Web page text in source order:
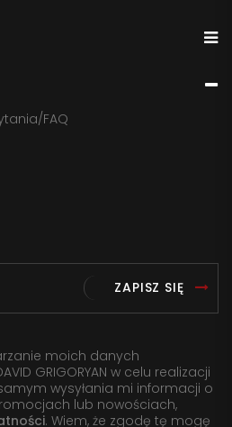
FAQ
ZAPISZ SIĘ
moich danych
GRIGORYAN w celu realizacji
wysyłania mi informacji o
lub nowościach,
. Wiem, że zgodę tę mogę